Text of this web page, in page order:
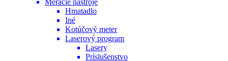
Hmatadlo
Iné
Kotúčový meter
Laserový program
Lasery
Príslušenstvo